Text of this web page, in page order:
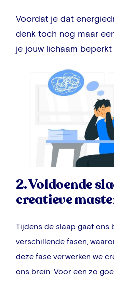
Voordat je dat
denk toch nog maar
je jouw lichaam
2. Voldoende
creatieve
Tijdens de slaap gaat ons
verschillende fasen,
deze fase verwerken we
ons brein. Voor een zo